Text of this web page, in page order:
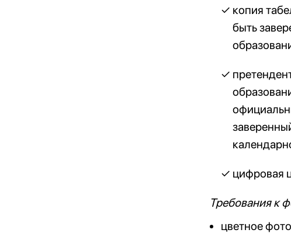
копия
быть
цифровая
Требования к
цветное